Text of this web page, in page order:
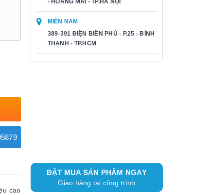
- HOÀNG MAI - TP.HÀ NỘI
MIỀN NAM
389-391 ĐIỆN BIÊN PHỦ - P.25 - BÌNH
THẠNH - TP.HCM
cao
ĐẶT MUA SẢN PHẨM NGAY
Giao hàng tại công trình